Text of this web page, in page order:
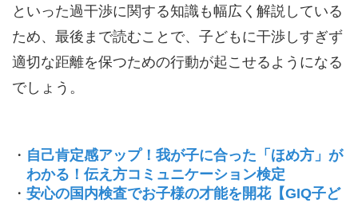
といった過干渉に関する知識も幅広く解説している
ため、最後まで読むことで、子どもに干渉しすぎず
適切な距離を保つための行動が起こせるようになる
でしょう。
・ 自己肯定感アップ！我が子に合った「ほめ方」が
わかる！伝え方コミュニケーション検定
・ 安心の国内検査でお子様の才能を開花【GIQ子ど